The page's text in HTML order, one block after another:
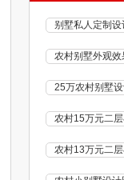
别墅私人定制设
农村别墅外观效
25万农村别墅
农村15万元二
农村13万元二